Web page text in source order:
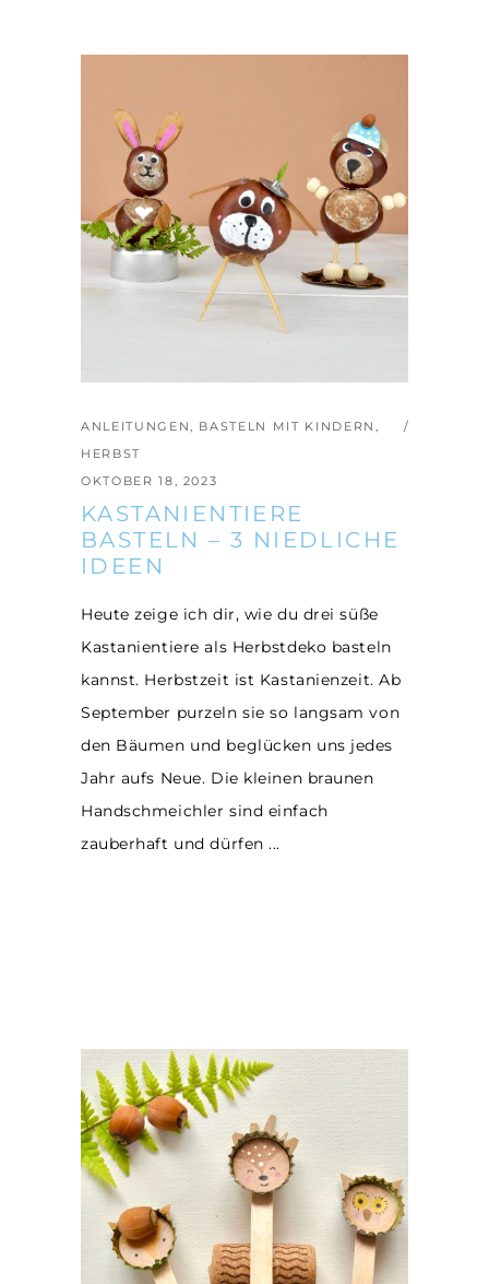
ANLEITUNGEN, BASTELN MIT KINDERN ,
HERBST
OKTOBER 18, 2023
KASTANIENTIERE
BASTELN – 3 NIEDLICHE
IDEEN
Heute zeige ich dir, wie du drei süße
Kastanientiere als Herbstdeko basteln
kannst. Herbstzeit ist Kastanienzeit. Ab
September purzeln sie so langsam von
den Bäumen und beglücken uns jedes
Jahr aufs Neue. Die kleinen braunen
Handschmeichler sind einfach
zauberhaft und dürfen